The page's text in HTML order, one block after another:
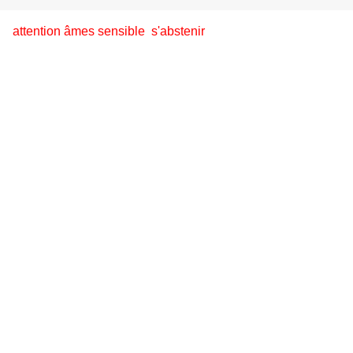
attention âmes sensible s'abstenir